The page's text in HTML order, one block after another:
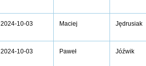
2024-10-03 Maciej Jędrusiak
2024-10-03 Paweł Jóźwik